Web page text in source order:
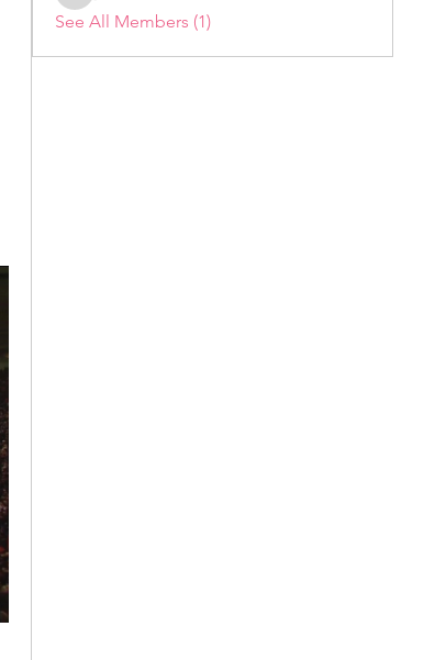
See All Members (1)